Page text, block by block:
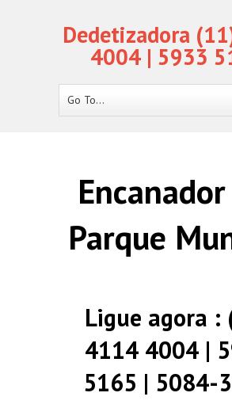
Dedetizadora
4004 | 5933
Go To...
Parque
Ligue agora :
4114 4004 |
5165 | 5084-